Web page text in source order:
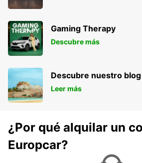
Gaming Therapy
Descubre más
Descubre nuestro
Leer más
¿Por qué alquilar un
Europcar?